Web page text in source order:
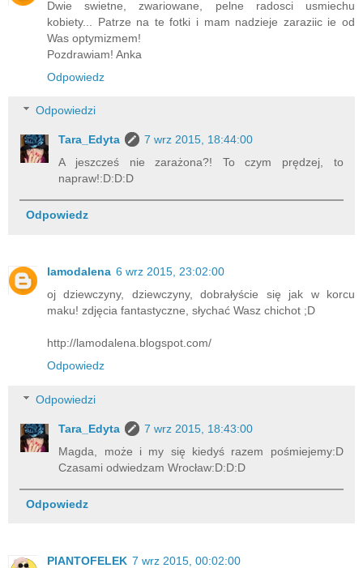
Dwie swietne, zwariowane, pelne radosci usmiechu
kobiety... Patrze na te fotki i mam nadzieje zaraziic ie od
Was optymizmem!
Pozdrawiam! Anka
Odpowiedz
Odpowiedzi
Tara_Edyta
7 wrz 2015, 18:44:00
A jeszcześ nie zarażona?! To czym prędzej, to
napraw!:D:D:D
Odpowiedz
lamodalena 6 wrz 2015, 23:02:00
oj dziewczyny, dziewczyny, dobrałyście się jak w korcu
maku! zdjęcia fantastyczne, słychać Wasz chichot ;D
http://lamodalena.blogspot.com/
Odpowiedz
Odpowiedzi
Tara_Edyta
7 wrz 2015, 18:43:00
Magda, może i my się kiedyś razem pośmiejemy:D
Czasami odwiedzam Wrocław:D:D:D
Odpowiedz
PlANTOFELEK 7 wrz 2015, 00:02:00